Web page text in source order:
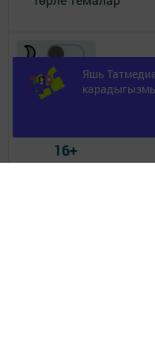
Яшь
16+